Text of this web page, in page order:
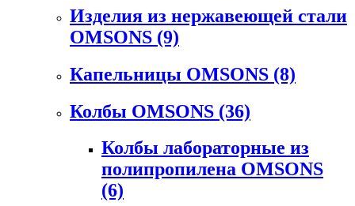
Изделия из нержавеющей стали
OMSONS (9)
Капельницы OMSONS (8)
Колбы OMSONS (36)
Колбы лабораторные из
полипропилена OMSONS
(6)